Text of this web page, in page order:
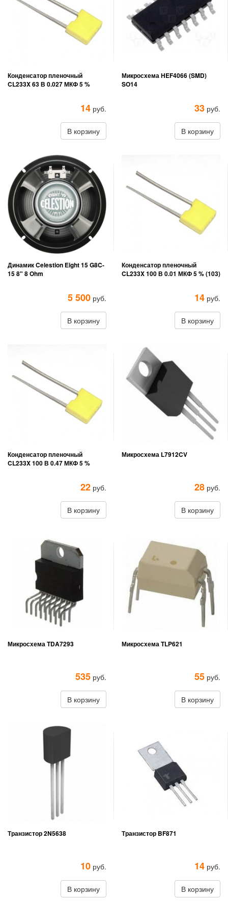
Конденсатор пленочный
CL233X 63 В 0.027 МКФ 5 %
14 руб.
В корзину
Микросхема HEF4066 (SMD)
SO14
33 руб.
В корзину
Динамик Celestion Eight 15 G8C-
15 8" 8 Ohm
5 500 руб.
В корзину
Конденсатор пленочный
CL233X 100 В 0.01 МКФ 5 % (103)
14 руб.
В корзину
Конденсатор пленочный
CL233X 100 В 0.47 МКФ 5 %
22 руб.
В корзину
Микросхема L7912CV
28 руб.
В корзину
Микросхема TDA7293
535 руб.
В корзину
Микросхема TLP621
55 руб.
В корзину
Транзистор 2N5638
10 руб.
В корзину
Транзистор BF871
14 руб.
В корзину